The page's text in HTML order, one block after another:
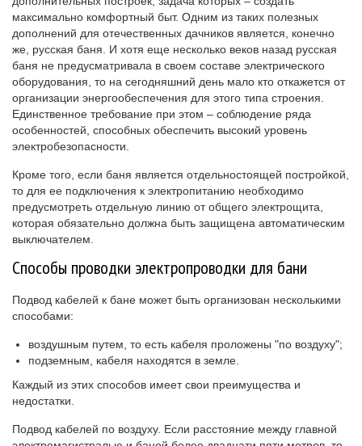
максимально комфортный быт. Одним из таких полезных
дополнений для отечественных дачников является, конечно
же, русская баня. И хотя еще несколько веков назад русская
баня не предусматривала в своем составе электрического
оборудования, то на сегодняшний день мало кто откажется от
организации энергообеспечения для этого типа строения.
Единственное требование при этом – соблюдение ряда
особенностей, способных обеспечить высокий уровень
электробезопасности.
Кроме того, если баня является отдельностоящей постройкой,
то для ее подключения к электропитанию необходимо
предусмотреть отдельную линию от общего электрощита,
которая обязательно должна быть защищена автоматическим
выключателем.
Способы проводки электропроводки для бани
Подвод кабелей к бане может быть организован несколькими
способами:
воздушным путем, то есть кабеля проложены "по воздуху";
подземным, кабеля находятся в земле.
Каждый из этих способов имеет свои преимущества и
недостатки.
Подвод кабелей по воздуху. Если расстояние между главной